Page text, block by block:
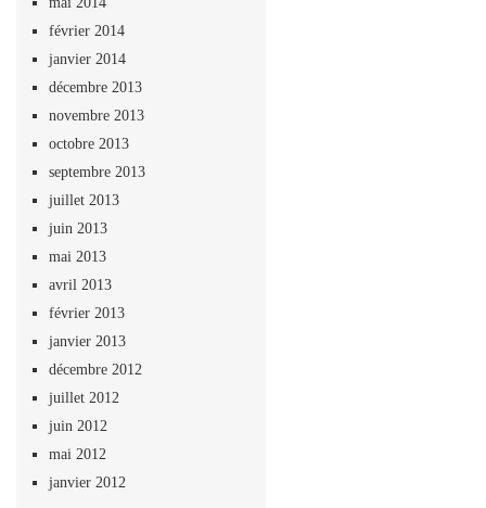
février 2014
janvier 2014
décembre 2013
novembre 2013
octobre 2013
septembre 2013
juillet 2013
juin 2013
mai 2013
avril 2013
février 2013
janvier 2013
décembre 2012
juillet 2012
juin 2012
mai 2012
janvier 2012